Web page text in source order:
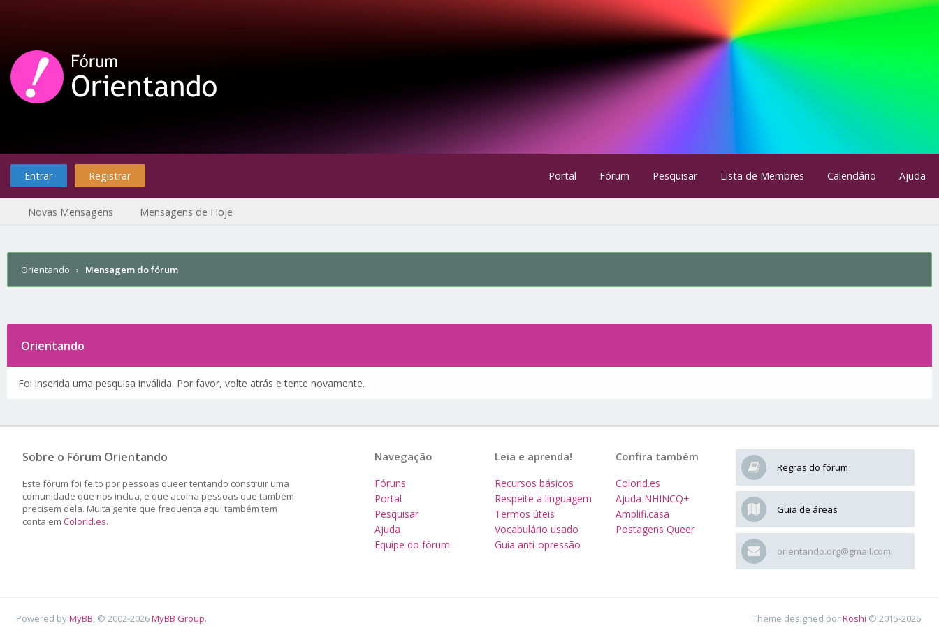
Entrar Registrar Portal Fórum Pesquisar Lista de Membres Calendário Ajuda
Novas Mensagens Mensagens de Hoje
Orientando › Mensagem do fórum
Orientando
Foi inserida uma pesquisa inválida. Por favor, volte atrás e tente novamente.
Sobre o Fórum Orientando
Este fórum foi feito por pessoas queer tentando construir uma
comunidade que nos inclua, e que acolha pessoas que também
precisem dela. Muita gente que frequenta aqui também tem
conta em Colorid.es.
Regras do fórum
Guia de áreas
orientando.org@gmail.com
Confira também
Colorid.es
Ajuda NHINCQ+
Amplifi.casa
Postagens Queer
Leia e aprenda!
Recursos básicos
Respeite a linguagem
Termos úteis
Vocabulário usado
Guia anti-opressão
Navegação
Fóruns
Portal
Pesquisar
Ajuda
Equipe do fórum
Powered byMyBB , © 2002-2026MyBB Group. Theme designed porRōshi © 2015-2026.